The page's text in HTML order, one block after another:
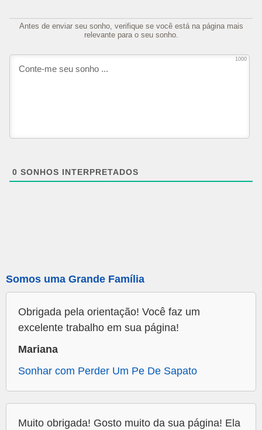
Antes de enviar seu sonho, verifique se você está na página mais
relevante para o seu sonho.
1000
0 SONHOS INTERPRETADOS
Somos uma Grande Família
Obrigada pela orientação! Você faz um
excelente trabalho em sua página!
Mariana
Sonhar com Perder Um Pe De Sapato
Muito obrigada! Gosto muito da sua página! Ela